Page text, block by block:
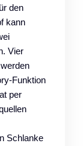
den
kann
Vier
Funktion
per
Schlanke